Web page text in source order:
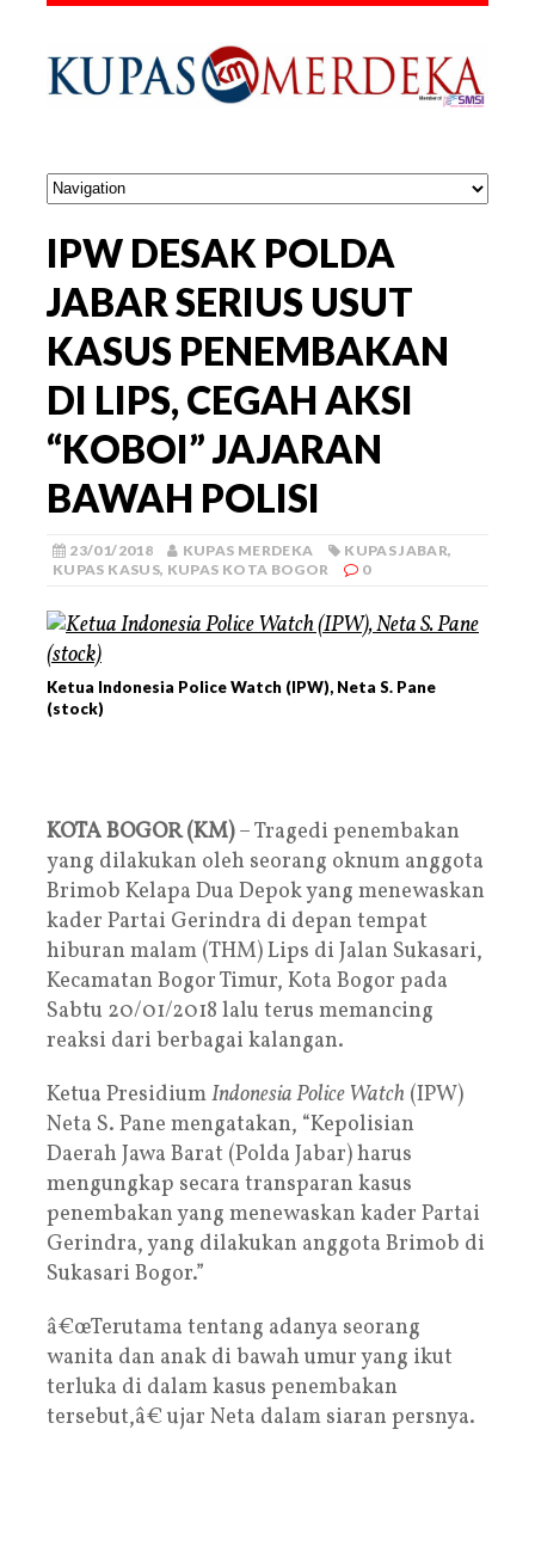
IPW DESAK POLDA
JABAR SERIUS USUT
KASUS PENEMBAKAN
DI LIPS, CEGAH AKSI
“KOBOI” JAJARAN
BAWAH POLISI
23/01/2018 KUPAS MERDEKA KUPAS JABAR,
KUPAS KASUS, KUPAS KOTA BOGOR 0
Ketua Indonesia Police Watch (IPW), Neta S. Pane
(stock)
KOTA BOGOR (KM)– Tragedi penembakan
yang dilakukan oleh seorang oknum anggota
Brimob Kelapa Dua Depok yang menewaskan
kader Partai Gerindra di depan tempat
hiburan malam (THM) Lips di Jalan Sukasari,
Kecamatan Bogor Timur, Kota Bogor pada
Sabtu 20/01/2018 lalu terus memancing
reaksi dari berbagai kalangan.
Ketua PresidiumIndonesia Police Watch (IPW)
Neta S. Pane mengatakan, “Kepolisian
Daerah Jawa Barat (Polda Jabar) harus
mengungkap secara transparan kasus
penembakan yang menewaskan kader Partai
Gerindra, yang dilakukan anggota Brimob di
Sukasari Bogor.”
â€œTerutama tentang adanya seorang
wanita dan anak di bawah umur yang ikut
terluka di dalam kasus penembakan
tersebut,â€ ujar Neta dalam siaran persnya.